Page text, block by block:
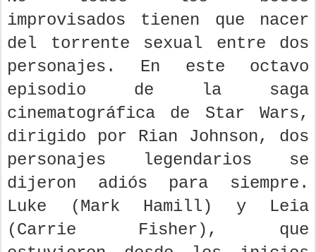
improvisados tienen que nacer
del torrente sexual entre dos
personajes. En este octavo
episodio de la saga
cinematográfica de Star Wars,
dirigido por Rian Johnson, dos
personajes legendarios se
dijeron adiós para siempre.
Luke (Mark Hamill) y Leia
(Carrie Fisher), que